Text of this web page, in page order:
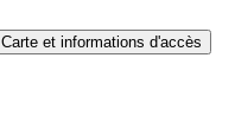
Carte et informations d'accès